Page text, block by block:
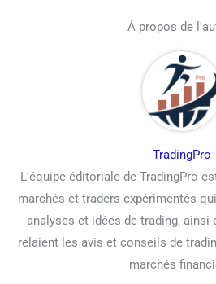
À propos de
TradingPro
L'équipe éditoriale de TradingPro
marchés et traders expérimentés
analyses et idées de trading,
relaient les avis et conseils de
marchés